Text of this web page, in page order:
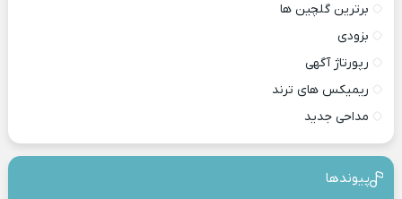
برترین گلچین ها
بزودی
رپورتاژ آگهی
ریمیکس های ترند
مداحی جدید
پیوندها